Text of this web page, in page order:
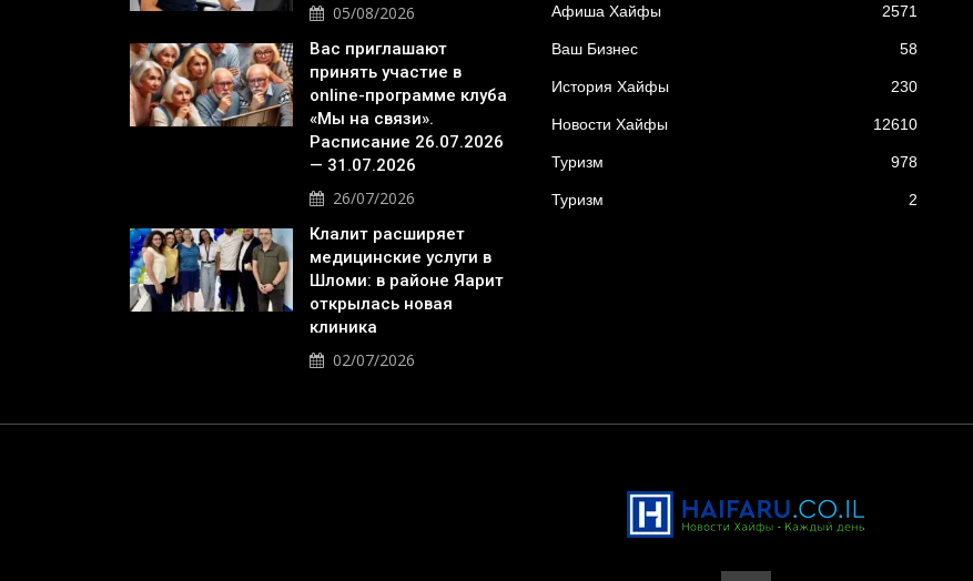
05/08/2026
Вас приглашают
принять участие в
online-программе клуба
«Мы на связи».
Расписание 26.07.2026
— 31.07.2026
26/07/2026
Клалит расширяет
медицинские услуги в
Шломи: в районе Яарит
открылась новая
клиника
02/07/2026
Афиша Хайфы 2571
Ваш Бизнес 58
История Хайфы 230
Новости Хайфы 12610
Туризм 978
Туризм 2